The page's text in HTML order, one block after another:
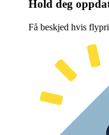
Hold deg
Få beskjed hvis